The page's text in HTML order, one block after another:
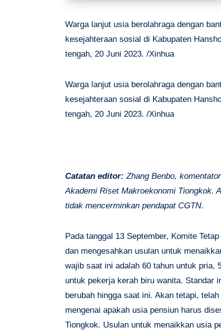
Warga lanjut usia berolahraga dengan
kesejahteraan sosial di Kabupaten
tengah, 20 Juni 2023. /Xinhua
Warga lanjut usia berolahraga dengan
kesejahteraan sosial di Kabupaten
tengah, 20 Juni 2023. /Xinhua
Catatan editor: Zhang Benbo,
Akademi Riset Makroekonomi Tiongkok.
tidak mencerminkan pendapat CGTN.
Pada tanggal 13 September, Komite
dan mengesahkan usulan untuk
wajib saat ini adalah 60 tahun untuk pria,
untuk pekerja kerah biru wanita. Standar
berubah hingga saat ini. Akan tetapi,
mengenai apakah usia pensiun harus
Tiongkok. Usulan untuk menaikkan usia